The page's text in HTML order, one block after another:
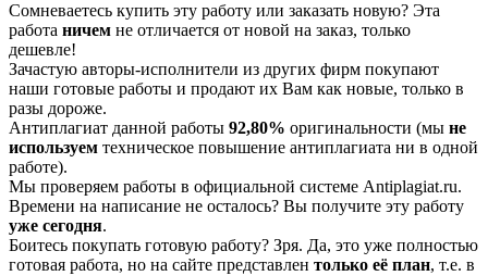
Сомневаетесь купить эту работу или заказать новую? Эта
работа ничем не отличается от новой на заказ, только
дешевле!
Зачастую авторы-исполнители из других фирм покупают
наши готовые работы и продают их Вам как новые, только в
разы дороже.
Антиплагиат данной работы 92,80% оригинальности (мы не
используем техническое повышение антиплагиата ни в одной
работе).
Мы проверяем работы в официальной системе Аntiplagiat.ru.
Времени на написание не осталось? Вы получите эту работу
уже сегодня.
Боитесь покупать готовую работу? Зря. Да, это уже полностью
готовая работа, но на сайте представлен только её план, т.е. в